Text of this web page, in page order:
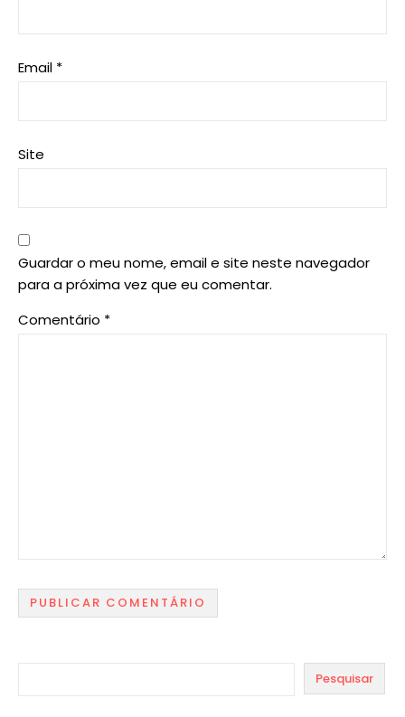
Email *
Site
Guardar o meu nome, email e site neste navegador
para a próxima vez que eu comentar.
Comentário *
Pesquisar